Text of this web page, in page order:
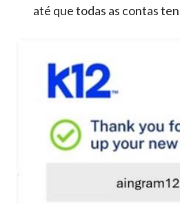
até que todas as contas